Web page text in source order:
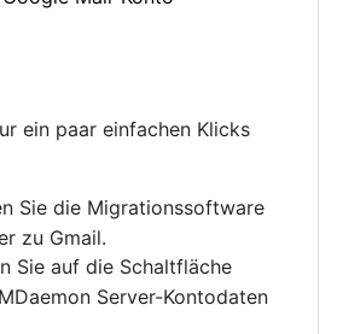
ein paar einfachen Klicks
zu Gmail.
lädt alle Ordner im linken
Sie auf den Ordner MDaemon
Sie die Vorschau.